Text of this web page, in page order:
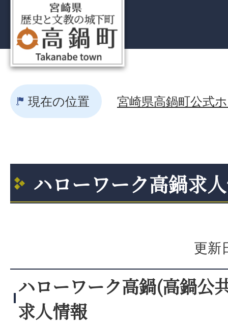
現在の位置 宮崎県高鍋町公式
ハローワーク高鍋求
更新
ハローワーク高鍋(高鍋公
求人情報